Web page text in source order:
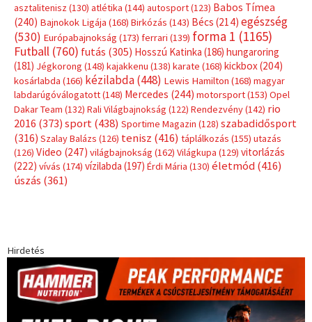
asztalitenisz (130) atlétika (144) autosport(123) Babos Tímea
(240) Bajnokok Ligája (168) Birkózás (143) Bécs (214) egészség
(530) Európabajnokság (173) ferrari (139) forma 1 (1165)
Futball (760) futás (305) Hosszú Katinka (186) hungaroring
(181) Jégkorong (148) kajakkenu (138) karate (168) kickbox(204)
kosárlabda (166) kézilabda(448) Lewis Hamilton (168) magyar
labdarúgóválogatott(148) Mercedes (244) motorsport(153) Opel
Dakar Team (132) Rali Világbajnokság (122) Rendezvény(142) rio
2016 (373) sport(438) Sportime Magazin (128) szabadidősport
(316) Szalay Balázs (126) tenisz (416) táplálkozás (155) utazás
(126) Video (247) világbajnokság (162) Világkupa (129) vitorlázás
(222) vívás (174) vízilabda (197) Érdi Mária (130) életmód(416)
úszás (361)
Hirdetés